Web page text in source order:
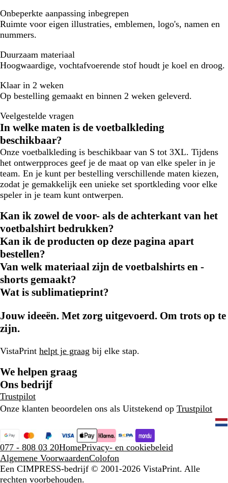
Onbeperkte aanpassing inbegrepen
Ruimte voor eigen illustraties, emblemen, logo's, namen en
nummers.
Duurzaam materiaal
Hoogwaardige, vochtafvoerende stof houdt je koel en droog.
Klaar in 2 weken
Op bestelling gemaakt en binnen 2 weken geleverd.
Veelgestelde vragen
In welke maten is de voetbalkleding
beschikbaar?
Onze voetbalkleding is beschikbaar van S tot 3XL. Tijdens
het ontwerpproces geef je de maat op van elke speler in je
team. En je kunt per bestelling verschillende maten kiezen,
zodat je gemakkelijk een unieke set sportkleding voor elke
speler in je team kunt ontwerpen.
Kan ik zowel de voor- als de achterkant van het
voetbalshirt bedrukken?
Kan ik de producten op deze pagina apart
bestellen?
Van welk materiaal zijn de voetbalshirts en -
shorts gemaakt?
Wat is sublimatieprint?
Jouw ideeën. Met zorg uitgevoerd. Om trots op te
zijn.
VistaPrint helpt je graag bij elke stap.
We helpen graag
Ons bedrijf
Trustpilot
Onze klanten beoordelen ons als Uitstekend op Trustpilot
077 - 808 03 20HomePrivacy- en cookiebeleid
Algemene VoorwaardenColofon
Een CIMPRESS-bedrijf © 2001-2026 VistaPrint. Alle
rechten voorbehouden.